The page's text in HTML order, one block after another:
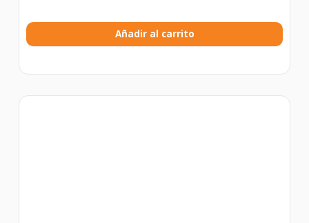
Añadir al carrito